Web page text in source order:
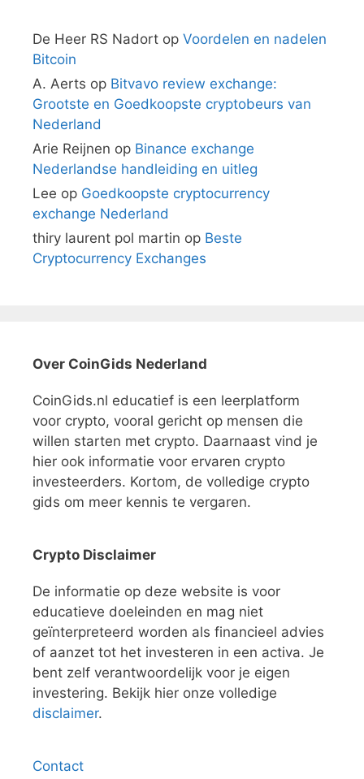
De Heer RS Nadort op Voordelen en nadelen
Bitcoin
A. Aerts op Bitvavo review exchange:
Grootste en Goedkoopste cryptobeurs van
Nederland
Arie Reijnen op Binance exchange
Nederlandse handleiding en uitleg
Lee op Goedkoopste cryptocurrency
exchange Nederland
thiry laurent pol martin op Beste
Cryptocurrency Exchanges
Over CoinGids Nederland
CoinGids.nl educatief is een leerplatform
voor crypto, vooral gericht op mensen die
willen starten met crypto. Daarnaast vind je
hier ook informatie voor ervaren crypto
investeerders. Kortom, de volledige crypto
gids om meer kennis te vergaren.
Crypto Disclaimer
De informatie op deze website is voor
educatieve doeleinden en mag niet
geïnterpreteerd worden als financieel advies
of aanzet tot het investeren in een activa. Je
bent zelf verantwoordelijk voor je eigen
investering. Bekijk hier onze volledige
disclaimer.
Contact